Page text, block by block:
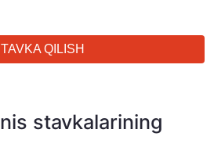
QILISH
stavkalarining